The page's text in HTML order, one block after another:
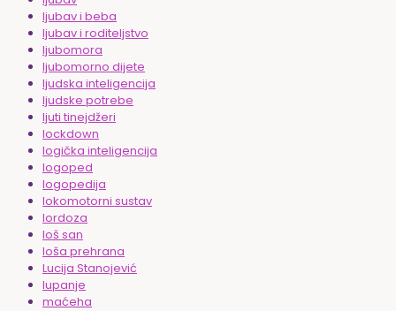
ljubav i beba
ljubav i roditeljstvo
ljubomora
ljubomorno dijete
ljudska inteligencija
ljudske potrebe
ljuti tinejdžeri
lockdown
logička inteligencija
logoped
logopedija
lokomotorni sustav
lordoza
loš san
loša prehrana
Lucija Stanojević
lupanje
maćeha